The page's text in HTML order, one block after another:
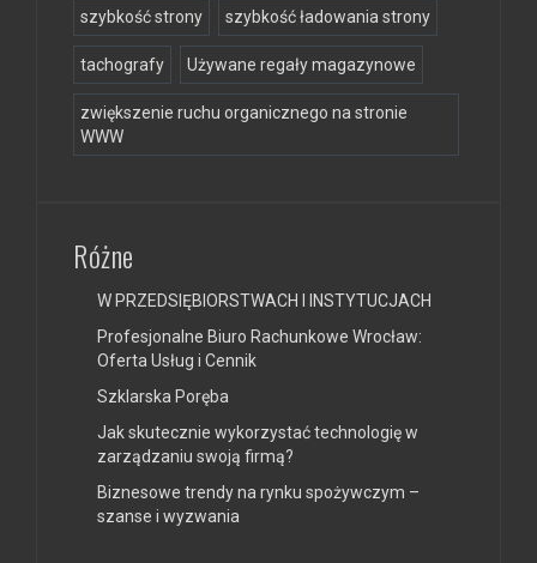
szybkość strony szybkość ładowania strony
tachografy Używane regały magazynowe
zwiększenie ruchu organicznego na stronie
WWW
Różne
W PRZEDSIĘBIORSTWACH I INSTYTUCJACH
Profesjonalne Biuro Rachunkowe Wrocław:
Oferta Usług i Cennik
Szklarska Poręba
Jak skutecznie wykorzystać technologię w
zarządzaniu swoją firmą?
Biznesowe trendy na rynku spożywczym –
szanse i wyzwania